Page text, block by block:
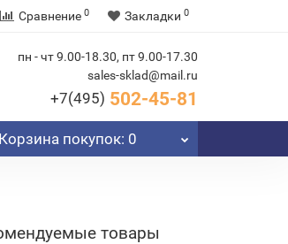
Сравнение 0 Закладки 0
пн - чт 9.00-18.30, пт 9.00-17.30
sales-sklad@mail.ru
+7(495) 502-45-81
Корзинапокупок: 0
товары